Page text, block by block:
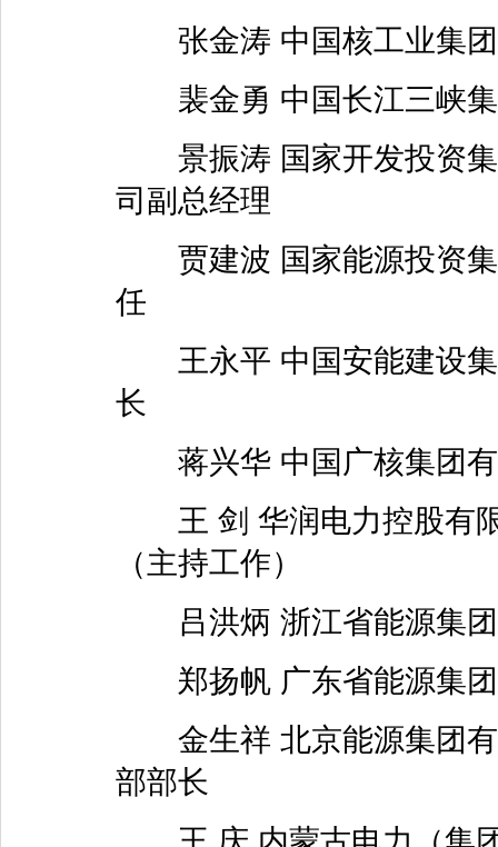
张金涛 中国核工业集团
裴金勇 中国长江三峡集
景振涛 国家开发投资集
司副总经理
贾建波 国家能源投资集
任
王永平 中国安能建设集
长
蒋兴华 中国广核集团有
王 剑 华润电力控股有限
（主持工作）
吕洪炳 浙江省能源集团
郑扬帆 广东省能源集团
金生祥 北京能源集团有
部部长